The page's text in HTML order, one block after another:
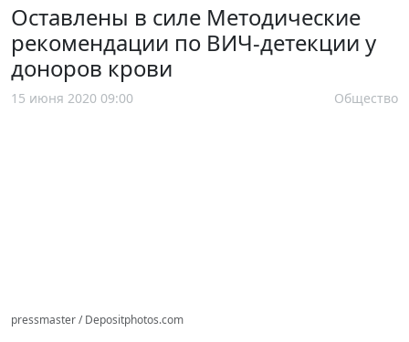
Оставлены в силе Методические
рекомендации по ВИЧ-детекции у
доноров крови
15 июня 2020 09:00 Общество
pressmaster / Depositphotos.com